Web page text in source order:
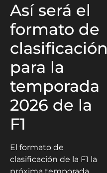
Así será el
formato de
clasificación
para la
temporada
2026 de la
F1
El formato de
clasificación de la F1 la